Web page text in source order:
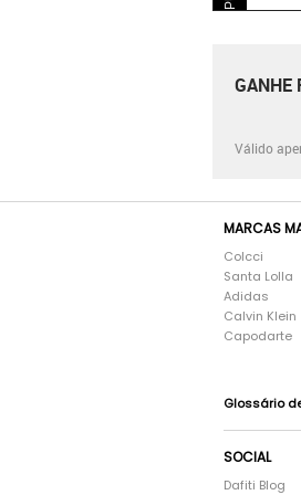
GANHE
Válido
MARCAS
Colcci
Santa Lolla
Adidas
Calvin Klein
Capodarte
Glossário
SOCIAL
Dafiti Blog